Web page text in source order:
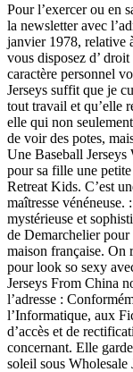
Pour l’exercer ou en
la newsletter avec
janvier 1978, relative
vous disposez d’
caractère personnel
Jerseys suffit que je
tout travail et qu’elle
elle qui non
de voir des potes,
Une Baseball Jerseys
pour sa fille une
Retreat Kids. C’est
maîtresse
mystérieuse et
de Demarchelier
maison française. On
pour look so sexy
Jerseys From China
l’adresse :
l’Informatique, aux
d’accès et de
concernant. Elle
soleil sous Wholesale